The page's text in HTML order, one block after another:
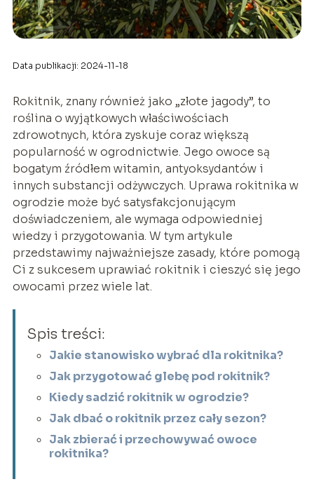
Data publikacji: 2024-11-18
Rokitnik, znany również jako „złote jagody”, to
roślina o wyjątkowych właściwościach
zdrowotnych, która zyskuje coraz większą
popularność w ogrodnictwie. Jego owoce są
bogatym źródłem witamin, antyoksydantów i
innych substancji odżywczych. Uprawa rokitnika w
ogrodzie może być satysfakcjonującym
doświadczeniem, ale wymaga odpowiedniej
wiedzy i przygotowania. W tym artykule
przedstawimy najważniejsze zasady, które pomogą
Ci z sukcesem uprawiać rokitnik i cieszyć się jego
owocami przez wiele lat.
Spis treści:
Jakie stanowisko wybrać dla rokitnika?
Jak przygotować glebę pod rokitnik?
Kiedy sadzić rokitnik w ogrodzie?
Jak dbać o rokitnik przez cały sezon?
Jak zbierać i przechowywać owoce
rokitnika?